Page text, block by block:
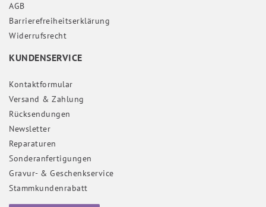
AGB
Barrierefreiheitserklärung
Widerrufs­recht
KUNDENSERVICE
Kontaktformular
Versand & Zahlung
Rücksendungen
Newsletter
Reparaturen
Sonderanfertigungen
Gravur- & Geschenkservice
Stammkundenrabatt